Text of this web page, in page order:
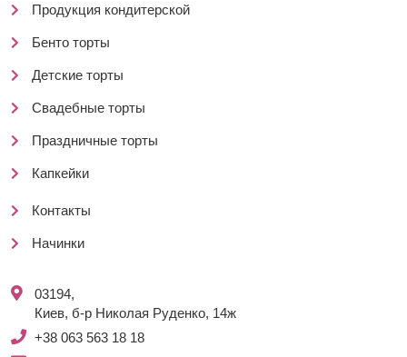
Продукция кондитерской
Бенто торты
Детские торты
Свадебные торты
Праздничные торты
Капкейки
Контакты
Начинки
03194,
Киев, б-р Николая Руденко, 14ж
+38 063 563 18 18